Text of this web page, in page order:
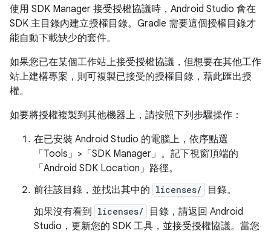
使用 SDK Manager 接受授權協議時，Android Studio 會在
SDK 主目錄內建立授權目錄。Gradle 需要這個授權目錄才
能自動下載缺少的套件。
如果您已在某個工作站上接受授權協議，但想要在其他工作
站上建構專案，則可複製已接受的授權目錄，藉此匯出授
權。
如要將授權複製到其他機器上，請按照下列步驟操作：
在已安裝 Android Studio 的電腦上，依序點選
「Tools」>「SDK Manager」 。記下視窗頂端的
「Android SDK Location」 路徑。
前往該目錄，並找出其中的 licenses/
目錄。
如果沒有看到
licenses/
目錄，請返回 Android
Studio，更新您的 SDK 工具，並接受授權協議。當您